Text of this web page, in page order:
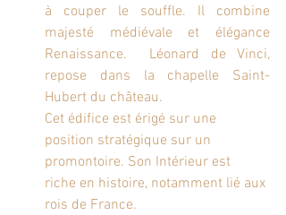
à couper le souffle. Il combine
majesté médiévale et élégance
Renaissance.  Léonard de Vinci,
repose dans la chapelle Saint-
Hubert du château.
Cet édifice est érigé sur une
position stratégique sur un
promontoire. Son Intérieur est
riche en histoire, notamment lié aux
rois de France.